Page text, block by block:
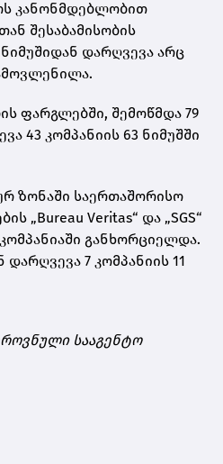
კანონმდებლობით
შესაბამისობის
დარღვევა არც
ფარგლებში, შემოწმდა 79
43 კომპანიის 63 ნიმუშში
ზონაში საერთაშორისო
„Bureau Veritas“ და „SGS“
განხორციელდა.
7 კომპანიის 11
სააგენტო